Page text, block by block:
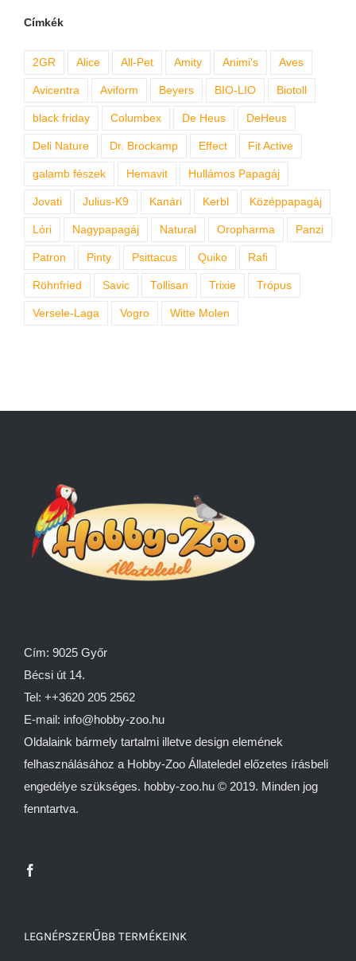
Címkék
2GR Alice All-Pet Amity Animi's Aves
Avicentra Aviform Beyers BIO-LIO Biotoll
black friday Columbex De Heus DeHeus
Deli Nature Dr. Brockamp Effect Fit Active
galamb fészek Hemavit Hullámos Papagáj
Jovati Julius-K9 Kanári Kerbl Középpapagáj
Lóri Nagypapagáj Natural Oropharma Panzi
Patron Pinty Psittacus Quiko Rafi
Röhnfried Savic Tollisan Trixie Trópus
Versele-Laga Vogro Witte Molen
Cím: 9025 Győr
Bécsi út 14.
Tel: ++3620 205 2562
E-mail: info@hobby-zoo.hu
Oldalaink bármely tartalmi illetve design elemének
felhasználásához a Hobby-Zoo Állateledel előzetes írásbeli
engedélye szükséges. hobby-zoo.hu © 2019. Minden jog
fenntartva.
LEGNÉPSZERŰBB TERMÉKEINK